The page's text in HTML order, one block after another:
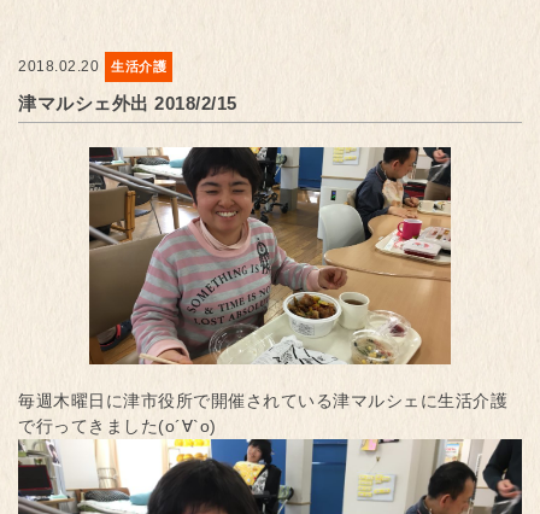
2018.02.20 生活介護
津マルシェ外出 2018/2/15
毎週木曜日に津市役所で開催されている津マルシェに生活介護
で行ってきました(о´∀`о)